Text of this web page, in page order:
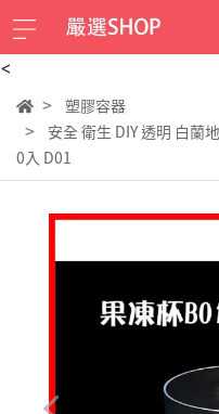
<
塑膠容器
安全 衛生 DIY 透明 白蘭
0入 D01